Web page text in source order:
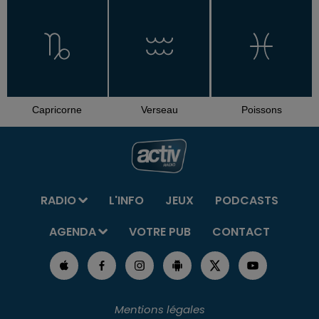
Capricorne Verseau Poissons
RADIO L'INFO JEUX
PODCASTS
AGENDA
VOTRE PUB CONTACT
Mentions légales